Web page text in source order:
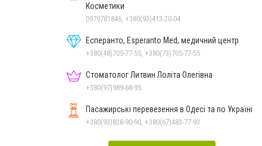
Косметики
0979781846, +380(93)413-20-04
Есперанто, Esperanto Med, медичний центр
+380(48)705-77-55, +380(73)705-77-55
Стоматолог Литвин Лоліта Олегівна
+380(97)989-68-95
Пасажирські перевезення в Одесі та по Україні
+380(93)828-90-90, +380(67)483-77-93